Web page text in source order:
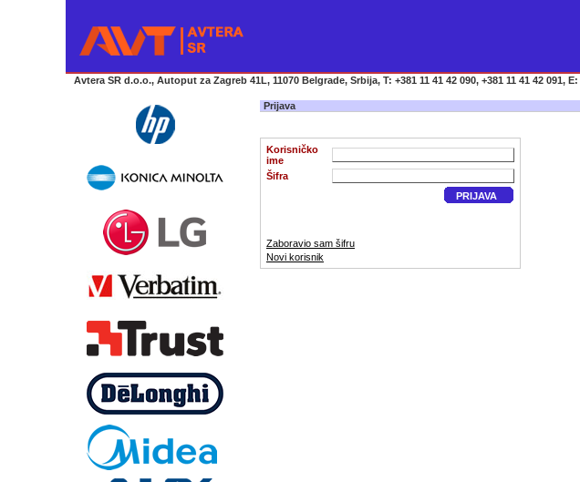
Avtera SR d.o.o., Autoput za Zagreb 41L, 11070 Belgrade, Srbija, T: +381 11 41 42 090, +381 11 41 42 091, E:
Prijava
Korisničko
ime
Šifra
PRIJAVA
Zaboravio sam šifru
Novi korisnik